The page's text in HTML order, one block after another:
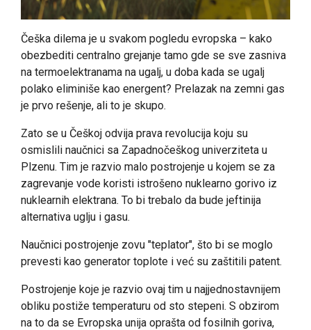
Češka dilema je u svakom pogledu evropska – kako
obezbediti centralno grejanje tamo gde se sve zasniva
na termoelektranama na ugalj, u doba kada se ugalj
polako eliminiše kao energent? Prelazak na zemni gas
je prvo rešenje, ali to je skupo.
Zato se u Češkoj odvija prava revolucija koju su
osmislili naučnici sa Zapadnočeškog univerziteta u
Plzenu. Tim je razvio malo postrojenje u kojem se za
zagrevanje vode koristi istrošeno nuklearno gorivo iz
nuklearnih elektrana. To bi trebalo da bude jeftinija
alternativa uglju i gasu.
Naučnici postrojenje zovu "teplator", što bi se moglo
prevesti kao generator toplote i već su zaštitili patent.
Postrojenje koje je razvio ovaj tim u najjednostavnijem
obliku postiže temperaturu od sto stepeni. S obzirom
na to da se Evropska unija oprašta od fosilnih goriva,